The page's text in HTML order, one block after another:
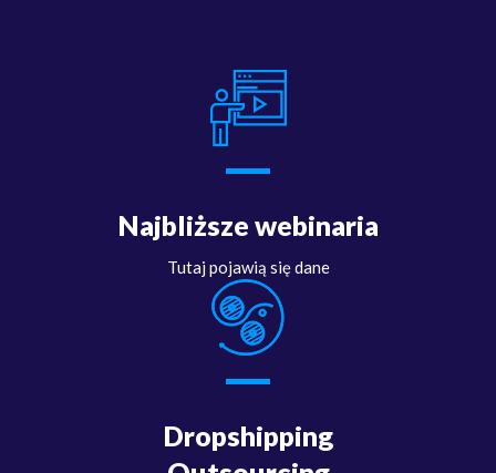
Najbliższe webinaria
Tutaj pojawią się dane
Dropshipping